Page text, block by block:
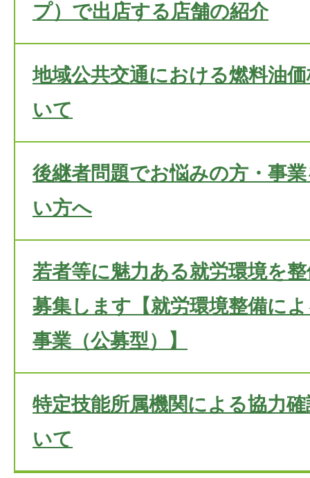
プ）で出店する店舗の紹介
地域公共交通における燃料油
いて
後継者問題でお悩みの方・事
い方へ
若者等に魅力ある就労環境を
募集します【就労環境整備に
事業（公募型）】
特定技能所属機関による協力
いて